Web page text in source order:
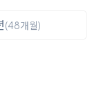
(48개월)